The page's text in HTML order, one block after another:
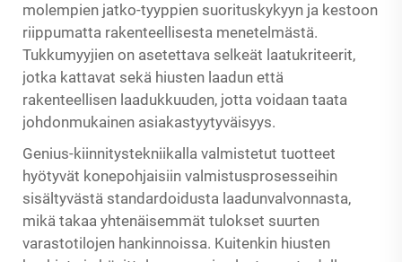
molempien jatko-tyyppien suorituskykyyn ja kestoon
riippumatta rakenteellisesta menetelmästä.
Tukkumyyjien on asetettava selkeät laatukriteerit,
jotka kattavat sekä hiusten laadun että
rakenteellisen laadukkuuden, jotta voidaan taata
johdonmukainen asiakastyytyväisyys.
Genius-kiinnitystekniikalla valmistetut tuotteet
hyötyvät konepohjaisiin valmistusprosesseihin
sisältyvästä standardoidusta laadunvalvonnasta,
mikä takaa yhtenäisemmät tulokset suurten
varastotilojen hankinnoissa. Kuitenkin hiusten